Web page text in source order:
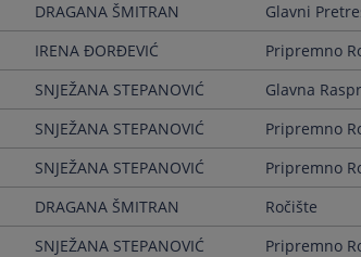
DRAGANA ŠMITRAN
Glavni
IRENA ĐORĐEVIĆ
Pripremno
SNJEŽANA STEPANOVIĆ
Glavna
SNJEŽANA STEPANOVIĆ
Pripremno
SNJEŽANA STEPANOVIĆ
Pripremno
DRAGANA ŠMITRAN
Ročište
SNJEŽANA STEPANOVIĆ
Pripremno